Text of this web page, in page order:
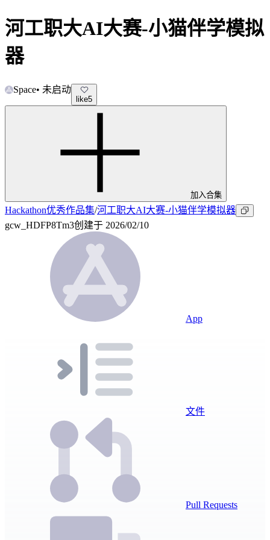
河工职大AI大赛-小猫伴学模拟
器
Space• 未启动
like5
加入合集
Hackathon优秀作品集/河工职大AI大赛-小猫伴学模拟器
gcw_HDFP8Tm3创建于 2026/02/10
App
文件
Pull Requests